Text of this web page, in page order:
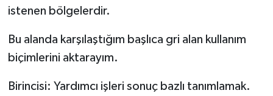
istenen bölgelerdir.
Bu alanda karşılaştığım başlıca gri alan kullanım
biçimlerini aktarayım.
Birincisi: Yardımcı işleri sonuç bazlı tanımlamak.